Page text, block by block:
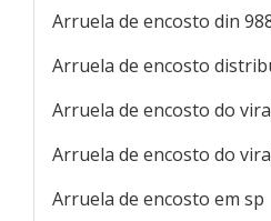
Arruela de encosto din
Arruela de encosto
Arruela de encosto do
Arruela de encosto do
Arruela de encosto em sp